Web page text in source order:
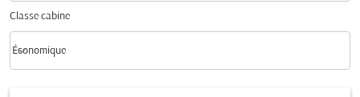
Classe cabine
Classe cabine option Économique Selected
Économique
keyboard_arrow_down